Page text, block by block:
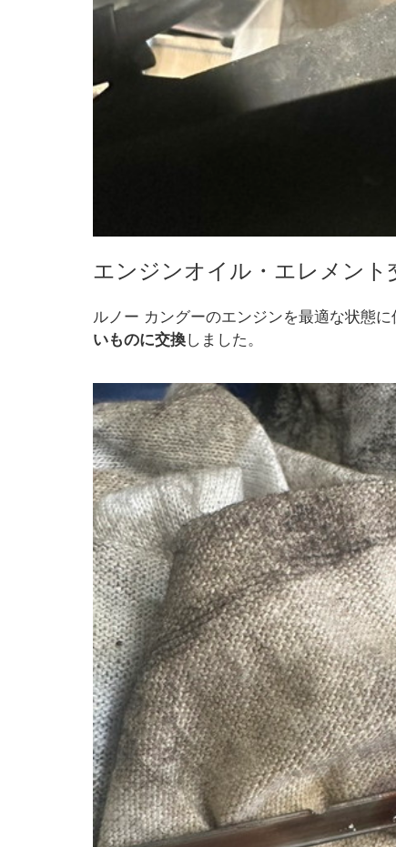
エンジンオイル・エレメント
ルノー カングーのエンジンを最適な状態に
いものに交換しました。